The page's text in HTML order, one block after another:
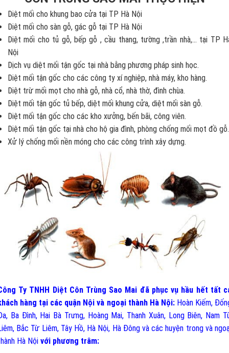
Diệt mối cho khung bao cửa tại TP Hà Nội
Diệt mối cho sàn gỗ, gác gỗ tại TP Hà Nội
Diệt mối cho tủ gỗ, bếp gỗ , cầu thang, tường ,trần nhà,... tại TP
Nội
Dịch vụ diệt mối tận gốc tại nhà bằng phương pháp sinh học.
Diệt mối tận gốc cho các công ty xí nghiệp, nhà máy, kho hàng.
Diệt trừ mối mọt cho nhà gỗ, nhà cổ, nhà thờ, đình chùa.
Diệt mối tận gốc tủ bếp, diệt mối khung cửa, diệt mối sàn gỗ.
Diệt mối tận gốc cho các kho xưởng, bến bãi, công viên.
Diệt mối tận gốc tại nhà cho hộ gia đình, phòng chống mối mọt đồ gỗ.
Xử lý chống mối nền móng cho các công trình xây dựng.
Ty TNHH Diệt Côn Trùng Sao Mai đã phục vụ hầu hết tất
hàng tại các quận Nội và ngoại thành Hà Nội: Hoàn Kiếm,
Ba Đình, Hai Bà Trưng, Hoàng Mai, Thanh Xuân, Long Biên, Nam
Bắc Từ Liêm, Tây Hồ, Hà Nội, Hà Đông và các huyện trong và
Hà Nội với phương trâm: